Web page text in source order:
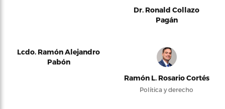
Dr. Ronald Collazo
Pagán
Lcdo. Ramón Alejandro
Pabón
Ramón L. Rosario Cortés
Política y derecho